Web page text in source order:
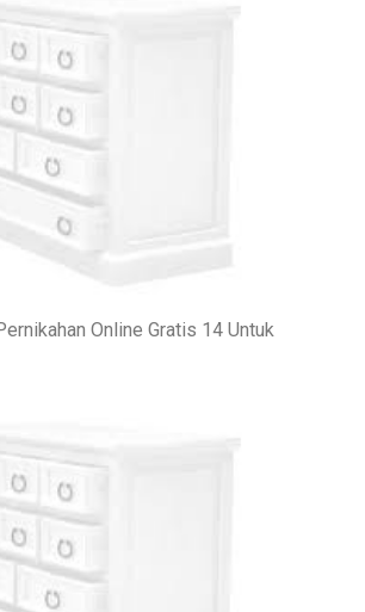
Online Gratis 14 Untuk